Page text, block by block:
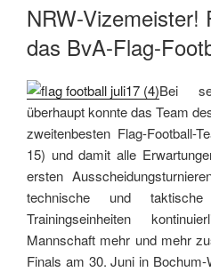
NRW-Vizemeister!
das BvA-Flag-
Bei
überhaupt konnte das Team
zweitenbesten Flag-Football-
15) und damit alle
ersten
technische und
Trainingseinheiten
Mannschaft mehr und mehr
Finals am 30. Juni in